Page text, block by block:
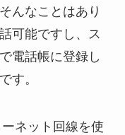
んなことはあり
可能ですし、ス
電話帳に登録し
す。
ネット回線を使